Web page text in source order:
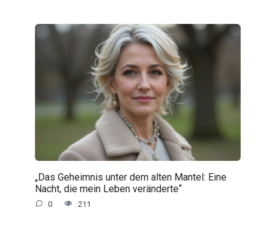
„Das Geheimnis unter dem alten Mantel: Eine
Nacht, die mein Leben veränderte“
0 211